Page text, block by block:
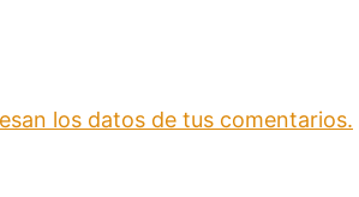
los datos de tus comentarios.